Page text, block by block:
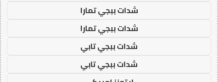
شدات ببجي تمارا
شدات ببجي تمارا
شدات ببجي تابي
شدات ببجي تابي